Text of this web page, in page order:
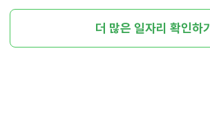
더 많은 일자리 확인하기